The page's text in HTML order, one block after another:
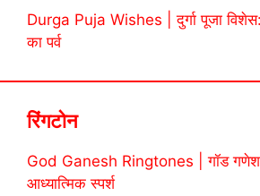
Durga Puja Wishes | दुर्गा पूजा
का पर्व
रिंगटोन
God Ganesh Ringtones | गॉड गणेश
आध्यात्मिक स्पर्श